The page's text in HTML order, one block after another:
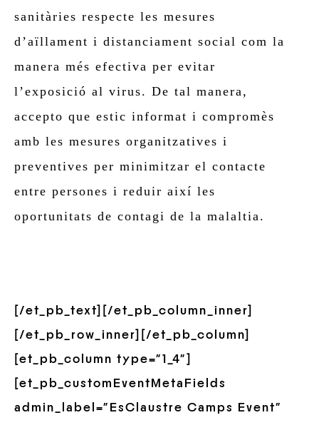
sanitàries respecte les mesures
d’aïllament i distanciament social com la
manera més efectiva per evitar
l’exposició al virus. De tal manera,
accepto que estic informat i compromès
amb les mesures organitzatives i
preventives per minimitzar el contacte
entre persones i reduir així les
oportunitats de contagi de la malaltia.
[/et_pb_text][/et_pb_column_inner]
[/et_pb_row_inner][/et_pb_column]
[et_pb_column type=”1_4″]
[et_pb_customEventMetaFields
admin_label=”EsClaustre Camps Event”